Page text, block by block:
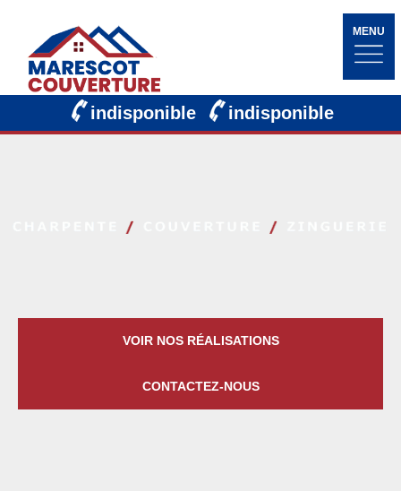
MENU
indisponible indisponible
VOIR NOS RÉALISATIONS
CONTACTEZ-NOUS